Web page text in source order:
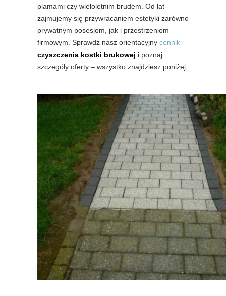
plamami czy wieloletnim brudem. Od lat
zajmujemy się przywracaniem estetyki zarówno
prywatnym posesjom, jak i przestrzeniom
firmowym. Sprawdź nasz orientacyjny cennik
czyszczenia kostki brukowej i poznaj
szczegóły oferty – wszystko znajdziesz poniżej.